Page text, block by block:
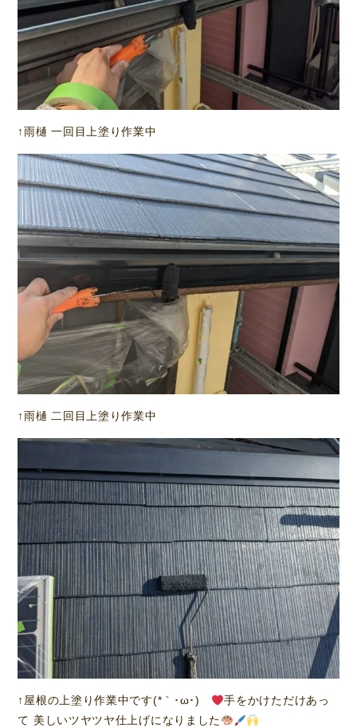
↑雨樋 一回目上塗り作業中
↑雨樋 二回目上塗り作業中
↑屋根の上塗り作業中です(*｀･ω･)ゞ
手をかけただけあっ
て 美しいツヤツヤ仕上げになりました